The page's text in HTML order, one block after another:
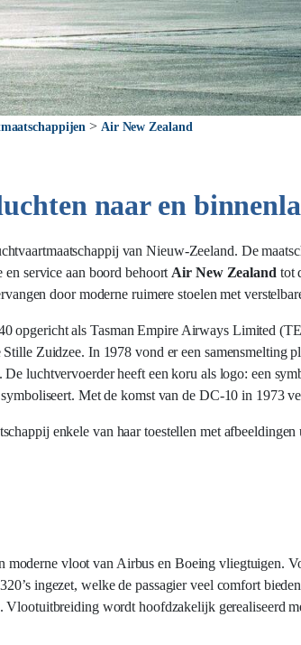
> Air New Zealand
naar en
van Nieuw-Zeeland. De
service aan boord behoort Air New Zealand tot
door moderne ruimere stoelen met
opgericht als Tasman Empire Airways Limited
Stille Zuidzee. In 1978 vond er een
luchtvervoerder heeft een koru als logo: een
Met de komst van de DC-10 in 1973
enkele van haar toestellen met
moderne vloot van Airbus en Boeing vliegtuigen.
ingezet, welke de passagier veel comfort
wordt hoofdzakelijk gerealiseerd